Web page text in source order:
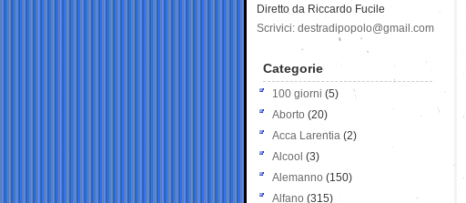
Diretto da Riccardo Fucile
Scrivici: destradipopolo@gmail.com
Categorie
100 giorni (5)
Aborto (20)
Acca Larentia (2)
Alcool (3)
Alemanno (150)
Alfano (315)